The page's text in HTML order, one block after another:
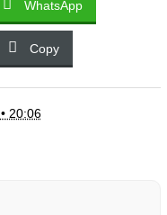
WhatsApp
Copy
20:06